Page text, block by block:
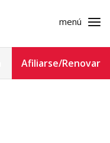
menú
Afiliarse/Renovar